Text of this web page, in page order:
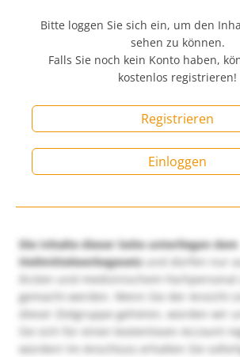
Bitte loggen Sie sich ein, um den
sehen zu können.
Falls Sie noch kein Konto haben,
kostenlos registrieren!
Registrieren
Einloggen
Die Inhalte dieser Seite unterliegen dem
Heilmittelwerbegesetzund dürfen nur
Ärzten und medizinischem Fachpersonal
gemacht werden. Wenn Sie der Ansicht
dieser Zielgruppe gehören, würden wir
Sie sich für einen kostenlosen Account
würden! Im Anschluss erhalten Sie